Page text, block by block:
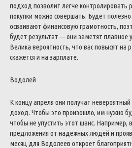
подход позволит легче контролировать
покупки можно совершать. Будет полезно
осваивают финансовую грамотность,
будет результат —они заметят плавное
Велика вероятность, что васповысят на
скажется и на зарплате.
Водолей
Кконцуапреля они получат невероятный
доход. Чтобы это произошло, им нужно
чтобы не упустить этот шанс. Например,
предложения от надежныхлюдей и
месяц для Водолеев откроет